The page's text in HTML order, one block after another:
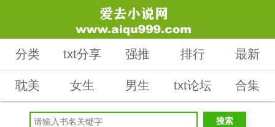
分类 txt分享 强推 排行 最新
耽美 女生 男生 txt论坛 合集